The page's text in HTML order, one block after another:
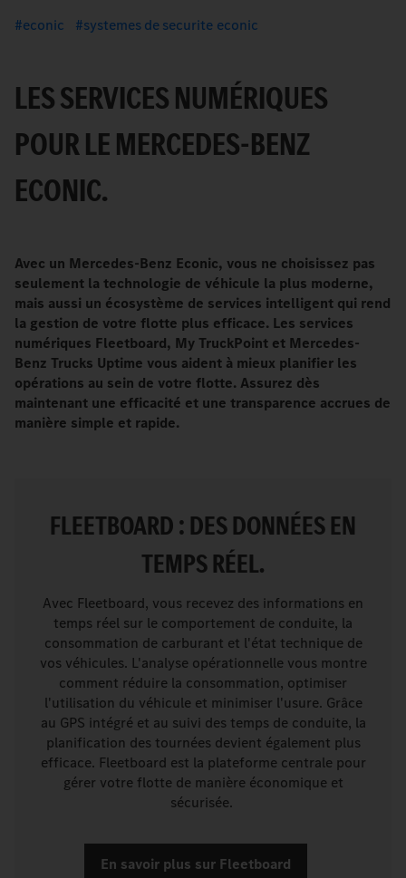
econic systemes de securite econic
LES SERVICES NUMÉRIQUES
POUR LE MERCEDES-BENZ
ECONIC.
Avec un Mercedes-Benz Econic, vous ne choisissez pas
seulement la technologie de véhicule la plus moderne,
mais aussi un écosystème de services intelligent qui rend
la gestion de votre flotte plus efficace. Les services
numériques Fleetboard, My TruckPoint et Mercedes-
Benz Trucks Uptime vous aident à mieux planifier les
opérations au sein de votre flotte. Assurez dès
maintenant une efficacité et une transparence accrues de
manière simple et rapide.
FLEETBOARD : DES DONNÉES EN
TEMPS RÉEL.
Avec Fleetboard, vous recevez des informations en
temps réel sur le comportement de conduite, la
consommation de carburant et l'état technique de
vos véhicules. L'analyse opérationnelle vous montre
comment réduire la consommation, optimiser
l'utilisation du véhicule et minimiser l'usure. Grâce
au GPS intégré et au suivi des temps de conduite, la
planification des tournées devient également plus
efficace. Fleetboard est la plateforme centrale pour
gérer votre flotte de manière économique et
sécurisée.
En savoir plus sur Fleetboard